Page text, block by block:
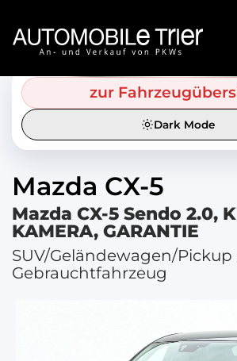
zur
Dark Mode
Mazda CX-5
Mazda CX-5 Sendo 2.0,
KAMERA, GARANTIE
SUV/Geländewagen/Pickup
Gebrauchtfahrzeug